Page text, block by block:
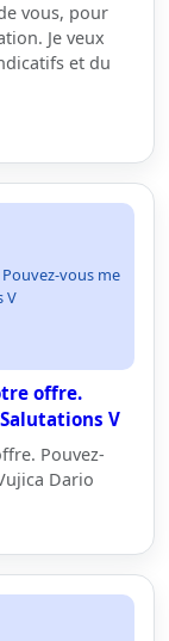
vous, pour
Je veux
et du
vous me
V
offre.
V
Pouvez-
Dario